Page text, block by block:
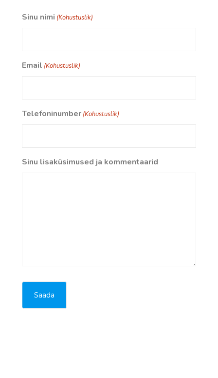
Sinu nimi (Kohustuslik)
Email (Kohustuslik)
Telefoninumber (Kohustuslik)
Sinu lisaküsimused ja kommentaarid